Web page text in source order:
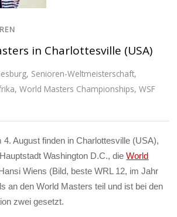
in Charlottesville (USA)
, Senioren-Weltmeisterschaft,
,World Masters Championships,WSF
4. August finden in Charlottesville (USA),
Washington D.C., dieWorld
Wiens (Bild, beste WRL 12, im Jahr
an den World Masters teil und ist bei den
zwei gesetzt.